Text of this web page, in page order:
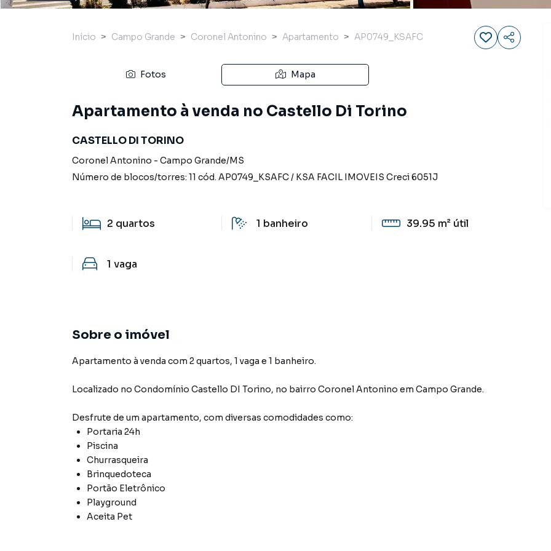
Início Campo Grande Coronel Antonino Apartamento AP0749_KSAFC
Fotos Mapa
Apartamento à venda no Castello Di Torino
CASTELLO DI TORINO
Coronel Antonino - Campo Grande/MS
Número de blocos/torres: 11 cód. AP0749_KSAFC/ KSA FACIL IMOVEIS Creci6051J
2 quartos 1 banheiro 39.95 m² útil
1 vaga
Sobre o imóvel
Apartamento à venda com 2 quartos, 1 vaga e 1 banheiro.
Localizado no Condomínio Castello DI Torino, no bairro Coronel Antonino em Campo Grande.
Desfrute de um apartamento, com diversas comodidades como:
Portaria 24h
Piscina
Churrasqueira
Brinquedoteca
Portão Eletrônico
Playground
Aceita Pet